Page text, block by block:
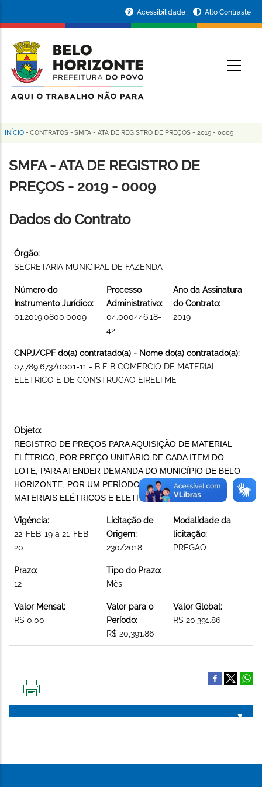
conteúdo
principal
da
Prefeitura
de
Horizonte
Acessibilidade Alto Contraste
Trilha
de
navegação
INÍCIO - CONTRATOS - SMFA - ATA DE REGISTRO DE PREÇOS - 2019 - 0009
SMFA - ATA DE REGISTRO DE
PREÇOS - 2019 - 0009
Dados do Contrato
Órgão:
SECRETARIA MUNICIPAL DE FAZENDA
Número do
Instrumento Jurídico:
01.2019.0800.0009
Processo
Administrativo:
04.000446.18-
42
Ano da Assinatura
do Contrato:
2019
CNPJ/CPF do(a) contratado(a) - Nome do(a) contratado(a):
07.789.673/0001-11 - B E B COMERCIO DE MATERIAL
ELETRICO E DE CONSTRUCAO EIRELI ME
Objeto:
REGISTRO DE PREÇOS PARA AQUISIÇÃO DE MATERIAL
ELÉTRICO, POR PREÇO UNITÁRIO DE CADA ITEM DO
LOTE, PARA ATENDER DEMANDA DO MUNICÍPIO DE BELO
HORIZONTE, POR UM PERÍODO DE 12 (DOZE) MESES.
MATERIAIS ELÉTRICOS E ELETRÔNICOS
Vigência:
22-FEB-19 a 21-FEB-
20
Licitação de
Origem:
230/2018
Modalidade da
licitação:
PREGAO
Prazo:
12
Tipo do Prazo:
Mês
Valor Mensal:
R$ 0.00
Valor para o
Período:
R$ 20,391.86
Valor Global:
R$ 20,391.86
PÁGINA